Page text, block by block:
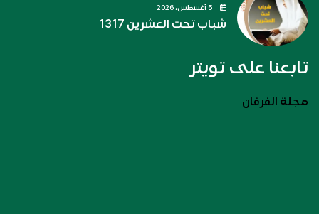
شباب تحت العشرين 1317
تابعنا على تويتر
مجلة الفرقان